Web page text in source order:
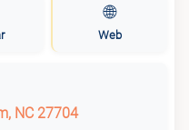
🌐
Web
NC 27704